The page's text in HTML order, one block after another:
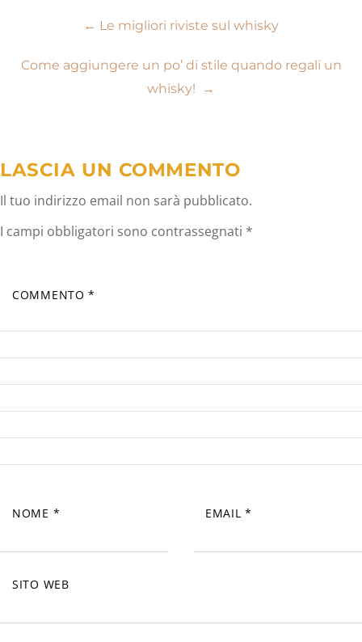
Navigazione
articoli
← Le migliori riviste sul whisky
Come aggiungere un po’ di stile quando regali un
whisky!
→
LASCIA UN COMMENTO
Il tuo indirizzo email non sarà pubblicato.
I campi obbligatori sono contrassegnati *
COMMENTO*
NOME * EMAIL*
SITO WEB